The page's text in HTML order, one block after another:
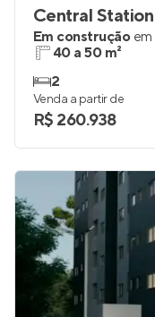
Central Station
Em construção em
40 a 50 m²
2
Venda a partir de
R$ 260.938